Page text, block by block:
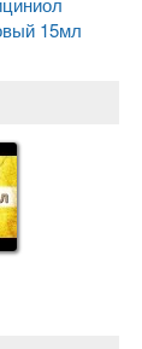
15мл